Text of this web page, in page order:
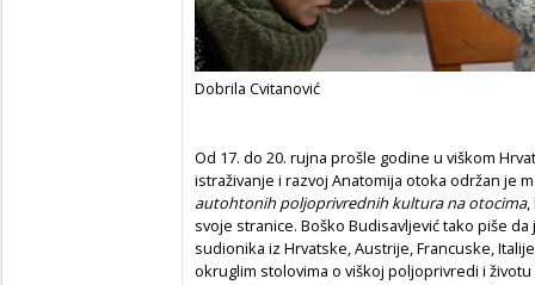
Dobrila Cvitanović
Od 17. do 20. rujna prošle godine u viškom
istraživanje i razvoj Anatomija otoka održan je
autohtonih poljoprivrednih kultura na otocima,
svoje stranice. Boško Budisavljević tako piše
sudionika iz Hrvatske, Austrije, Francuske,
okruglim stolovima o viškoj poljoprivredi i